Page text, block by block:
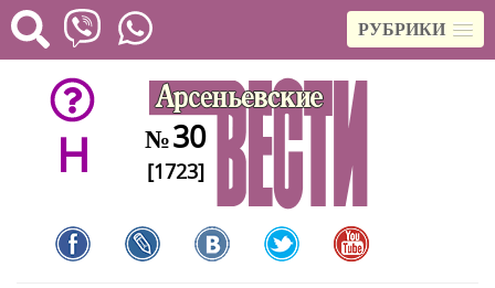
РУБРИКИ
H №30
[1723]